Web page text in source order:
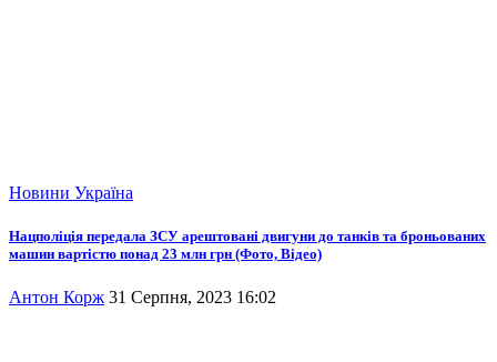
Новини Україна
Нацполіція передала ЗСУ арештовані двигуни до танків та броньованих
машин вартістю понад 23 млн грн (Фото, Відео)
Антон Корж 31 Серпня, 2023 16:02